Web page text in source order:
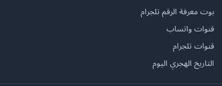
بوت معرفة الرقم تلجرام
قنوات واتساب
قنوات تلجرام
التاريخ الهجري اليوم